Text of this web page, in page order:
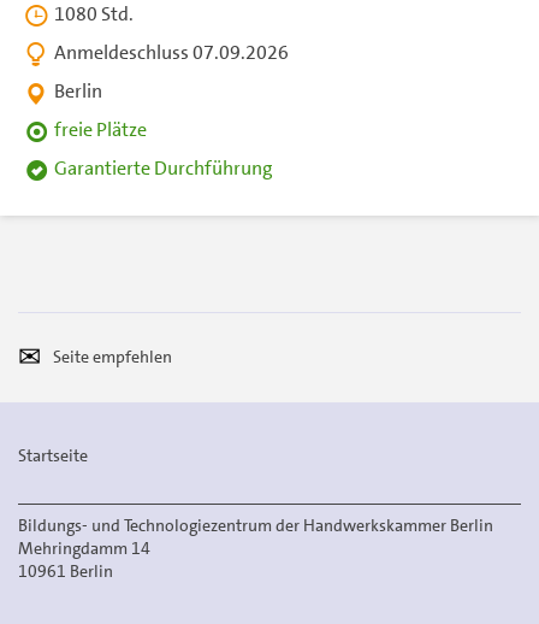
1080 Std.
Anmeldeschluss 07.09.2026
Berlin
freie Plätze
Garantierte Durchführung
empfehlen
Per
versenden
Startseite
Bildungs- und Technologiezentrum der Handwerkskammer Berlin
Mehringdamm 14
10961 Berlin